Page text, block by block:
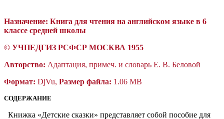
Назначение: Книга для чтения на английском языке в 6
классе средней школы
© УЧПЕДГИЗ РСФСР МОСКВА 1955
Авторство: Адаптация, примеч. и словарь Е. В. Беловой
Формат: DjVu, Размер файла: 1.06 MB
СОДЕРЖАНИЕ
Книжка «Детские сказки» представляет собой пособие для